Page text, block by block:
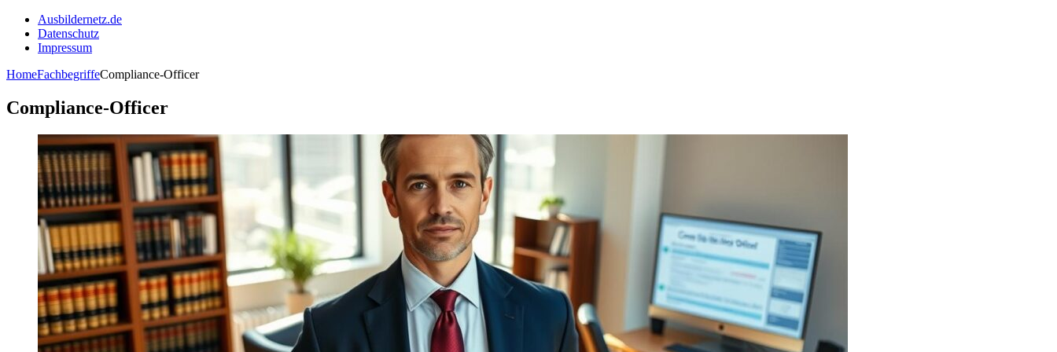
Ausbildernetz.de
Datenschutz
Impressum
HomeFachbegriffeCompliance-Officer
Compliance-Officer